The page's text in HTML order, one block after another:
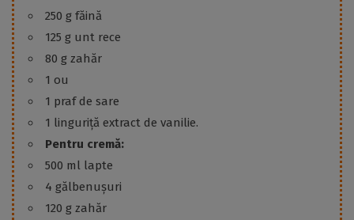
250 g făină
125 g unt rece
80 g zahăr
1 ou
1 praf de sare
1 linguriță extract de vanilie.
Pentru cremă:
500 ml lapte
4 gălbenușuri
120 g zahăr